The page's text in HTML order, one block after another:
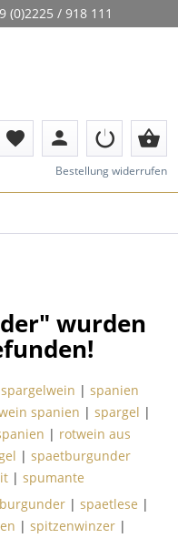
(0)2225 / 918 111
favorite person shopping_basket
Bestellung widerrufen
wurden
spargelwein | spanien
spanien | spargel |
| rotwein aus
| spaetburgunder
| spumante
| spaetlese |
| spitzenwinzer|